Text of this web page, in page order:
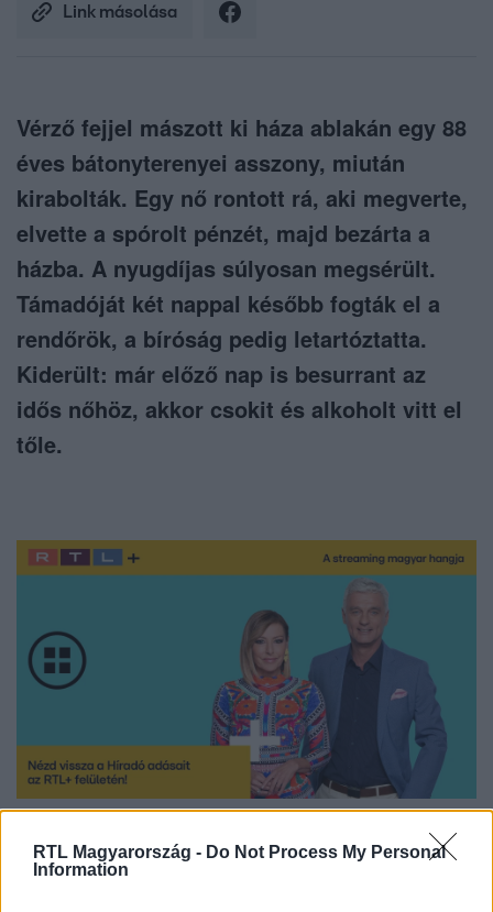
RTL Magyarország - Do Not Process My Personal
Information
Link másolása
Vérző fejjel mászott ki háza ablakán egy 88
éves bátonyterenyei asszony, miután
kirabolták. Egy nő rontott rá, aki megverte,
elvette a spórolt pénzét, majd bezárta a
házba. A nyugdíjas súlyosan megsérült.
Támadóját két nappal később fogták el a
rendőrök, a bíróság pedig letartóztatta.
Kiderült: már előző nap is besurrant az
idős nőhöz, akkor csokit és alkoholt vitt el
tőle.